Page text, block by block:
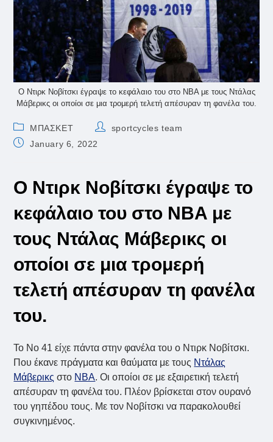
Ο Ντιρκ Νοβίτσκι έγραψε το κεφάλαιο του στο NBA με τους Ντάλας
Μάβερικς οι οποίοι σε μια τρομερή τελετή απέσυραν τη φανέλα του.
Post
category:
ΜΠΑΣΚΕΤ
Postsportcycles team
PostJanuary 6, 2022
Ο Ντιρκ Νοβίτσκι έγραψε το
κεφάλαιο του στο NBA με
τους Ντάλας Μάβερικς οι
οποίοι σε μια τρομερή
τελετή απέσυραν τη φανέλα
του.
Το Νο 41 είχε πάντα στην φανέλα του ο Ντιρκ Νοβίτσκι.
Που έκανε πράγματα και θαύματα με τους Ντάλας
Μάβερικς στο NBA. Οι οποίοι σε με εξαιρετική τελετή
απέσυραν τη φανέλα του. Πλέον βρίσκεται στον ουρανό
του γηπέδου τους. Με τον Νοβίτσκι να παρακολουθεί
συγκινημένος.